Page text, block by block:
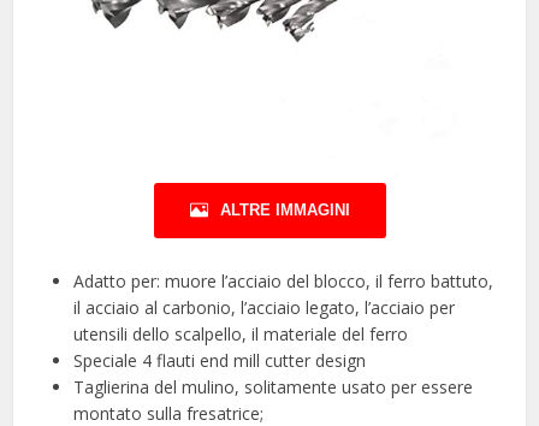
ALTRE IMMAGINI
Adatto per: muore l’acciaio del blocco, il ferro battuto,
il acciaio al carbonio, l’acciaio legato, l’acciaio per
utensili dello scalpello, il materiale del ferro
Speciale 4 flauti end mill cutter design
Taglierina del mulino, solitamente usato per essere
montato sulla fresatrice;